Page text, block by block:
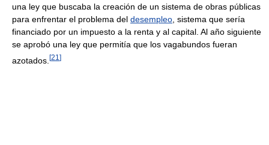
una ley que buscaba la creación de un sistema de obras públicas
para enfrentar el problema del desempleo, sistema que sería
financiado por un impuesto a la renta y al capital. Al año siguiente
se aprobó una ley que permitía que los vagabundos fueran
azotados. [21 ]